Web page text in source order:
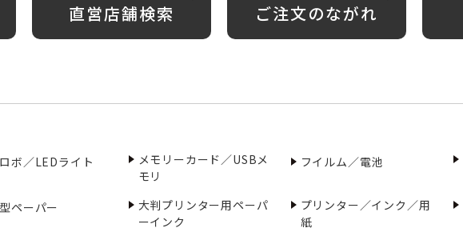
直営店舗検索 ご注文のながれ
ボ／LEDライト
メモリーカード／USBメ
モリ
フイルム／電池
ペーパー
大判プリンター用ペーパ
ーインク
プリンター／インク／用
紙